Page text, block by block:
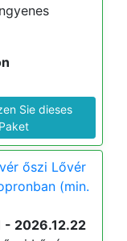
Sie dieses
Paket
őszi Lővér
(min.
- 2026.12.22